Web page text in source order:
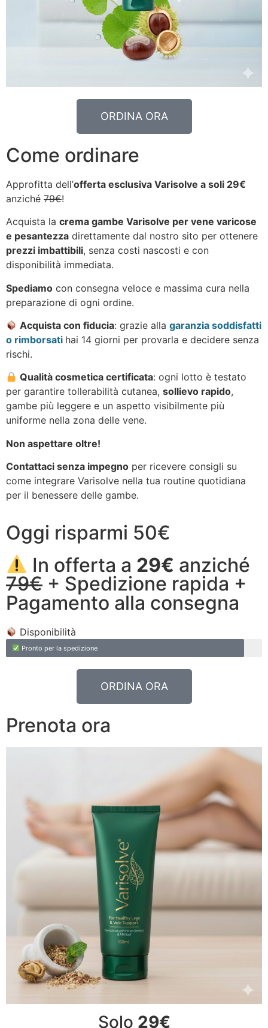
ORDINA ORA
Come ordinare
Approfitta dell’offerta esclusiva Varisolve a soli 29€
anziché 79€!
Acquista la crema gambe Varisolve per vene varicose
e pesantezza direttamente dal nostro sito per ottenere
prezzi imbattibili, senza costi nascosti e con
disponibilità immediata.
Spediamo con consegna veloce e massima cura nella
preparazione di ogni ordine.
Acquista con fiducia: grazie allagaranzia soddisfatti
o rimborsati hai 14 giorni per provarla e decidere senza
rischi.
Qualità cosmetica certificata: ogni lotto è testato
per garantire tollerabilità cutanea, sollievo rapido,
gambe più leggere e un aspetto visibilmente più
uniforme nella zona delle vene.
Non aspettare oltre!
Contattaci senza impegno per ricevere consigli su
come integrare Varisolve nella tua routine quotidiana
per il benessere delle gambe.
Oggi risparmi 50€
In offerta a 29€ anziché
79€ + Spedizione rapida +
Pagamento alla consegna
Disponibilità
Pronto per la spedizione
ORDINA ORA
Prenota ora
Solo 29€